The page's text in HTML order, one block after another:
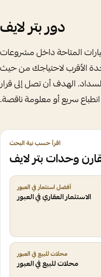
دور بتر لايف
المتاحة داخل مشروعات
الأقرب لاحتياجك من حيث
الهدف أن تصل إلى قرار
سريع أو معلومة ناقصة.
اقرأ حسب نية البحث
وحدات بتر لايف
أفضل استثمار في العبور
الاستثمار العقاري في العبور
محلات للبيع في العبور
محلات للبيع في العبور